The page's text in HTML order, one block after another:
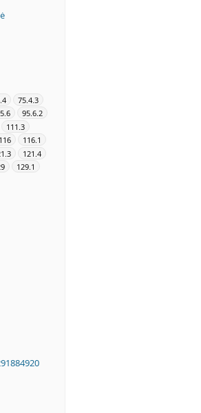
75.4.3
95.6.2
111.3
116
116.1
121.4
129.1